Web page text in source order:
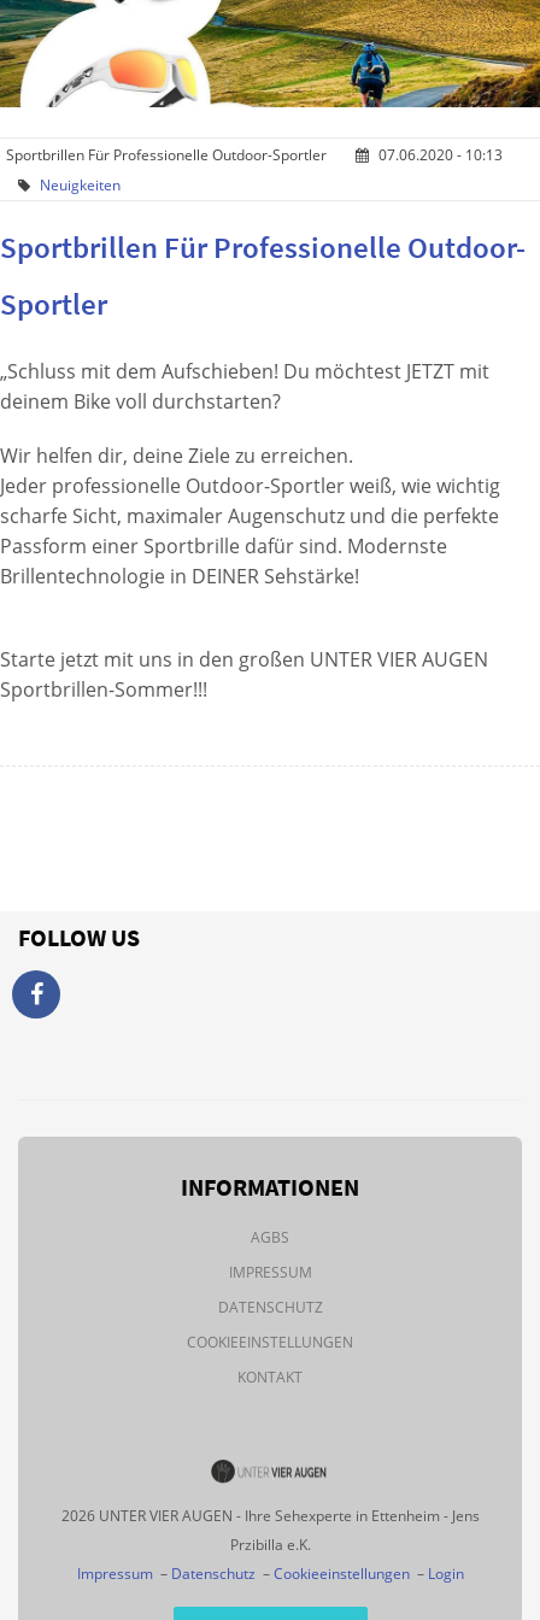
Sportbrillen Für Professionelle Outdoor-Sportler
07.06.2020 - 10:13
Neuigkeiten
Sportbrillen Für Professionelle Outdoor-
Sportler
„Schluss mit dem Aufschieben! Du möchtest JETZT mit
deinem Bike voll durchstarten?
Wir helfen dir, deine Ziele zu erreichen.
Jeder professionelle Outdoor-Sportler weiß, wie wichtig
scharfe Sicht, maximaler Augenschutz und die perfekte
Passform einer Sportbrille dafür sind. Modernste
Brillentechnologie in DEINER Sehstärke!
Starte jetzt mit uns in den großen UNTER VIER AUGEN
Sportbrillen-Sommer!!!
FOLLOW US
INFORMATIONEN
AGBS
IMPRESSUM
DATENSCHUTZ
COOKIEEINSTELLUNGEN
KONTAKT
2026 UNTER VIER AUGEN - Ihre Sehexperte in Ettenheim - Jens
Przibilla e.K.
Impressum– Datenschutz –Cookieeinstellungen– Login